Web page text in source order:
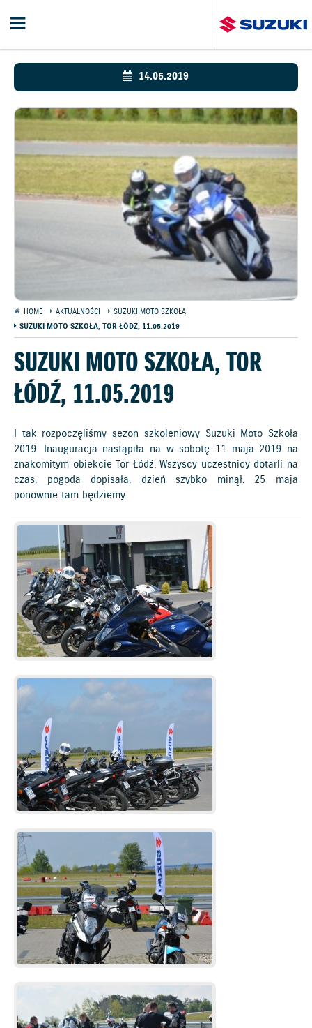
14.05.2019
HOME AKTUALNOŚCI
SUZUKI MOTO SZKOŁA
SUZUKI MOTO SZKOŁA, TOR ŁÓDŹ, 11.05.2019
SUZUKI MOTO SZKOŁA, TOR
ŁÓDŹ, 11.05.2019
I tak rozpoczęliśmy sezon szkoleniowy Suzuki Moto Szkoła
2019. Inauguracja nastąpiła na w sobotę 11 maja 2019 na
znakomitym obiekcie Tor Łódź. Wszyscy uczestnicy dotarli na
czas, pogoda dopisała, dzień szybko minął. 25 maja
ponownie tam będziemy.